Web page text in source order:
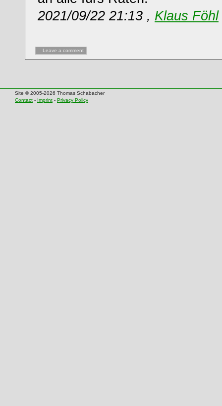
2021/09/22 21:13 , Klaus Föhl
Leave a comment
Site © 2005-2026 Thomas Schabacher
Contact - Imprint - Privacy Policy